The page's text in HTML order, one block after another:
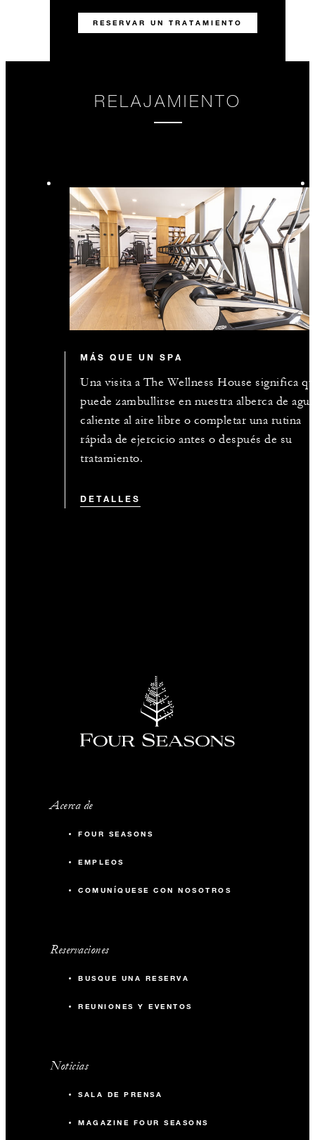
RESERVAR UN TRATAMIENTO
RELAJAMIENTO
MÁS QUE UN SPA
Una visita a The Wellness House significa
puede zambullirse en nuestra alberca de agua
caliente al aire libre o completar una rutina
rápida de ejercicio antes o después de su
tratamiento.
DETALLES
Acerca de
FOUR SEASONS
EMPLEOS
COMUNÍQUESE CON NOSOTROS
Reservaciones
BUSQUE UNA RESERVA
REUNIONES Y EVENTOS
Noticias
SALA DE PRENSA
MAGAZINE FOUR SEASONS